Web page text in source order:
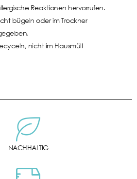
Reaktionen hervorrufen.
bügeln oder im Trockner
nicht im Hausmüll
NACHHALTIG